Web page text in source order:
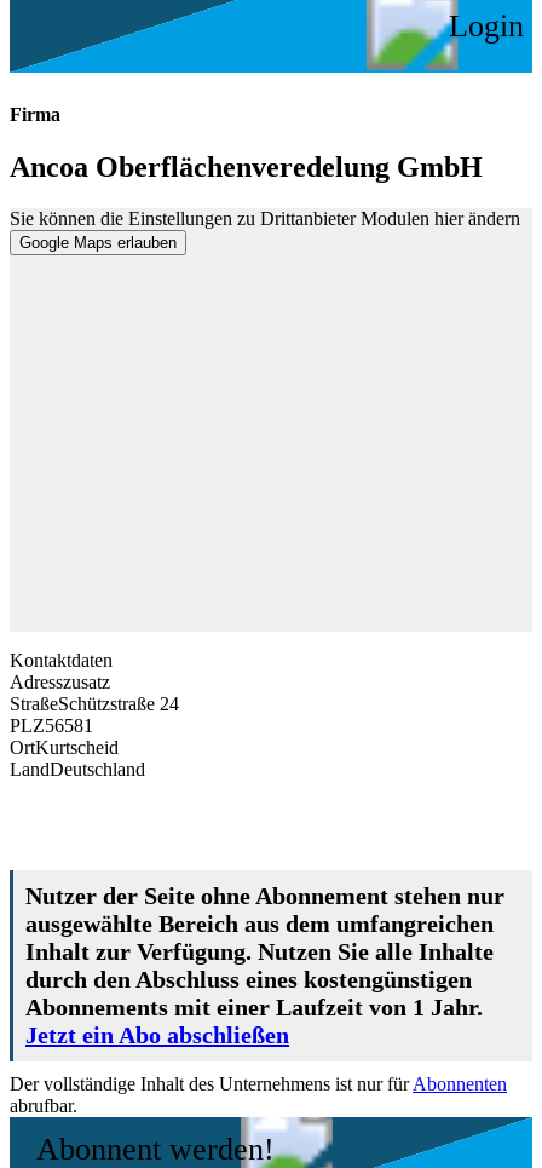
Login
Firma
Ancoa Oberflächenveredelung GmbH
Sie können die Einstellungen zu Drittanbieter Modulen hier ändern
Google Maps erlauben
Kontaktdaten
Adresszusatz
StraßeSchützstraße 24
PLZ56581
OrtKurtscheid
LandDeutschland
Nutzer der Seite ohne Abonnement stehen nur
ausgewählte Bereich aus dem umfangreichen
Inhalt zur Verfügung. Nutzen Sie alle Inhalte
durch den Abschluss eines kostengünstigen
Abonnements mit einer Laufzeit von 1 Jahr.
Jetzt ein Abo abschließen
Der vollständige Inhalt des Unternehmens ist nur fürAbonnenten
abrufbar.
Abonnent werden!